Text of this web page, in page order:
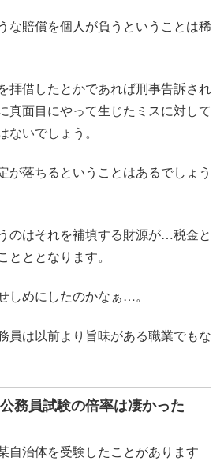
な賠償を個人が負うということは稀
拝借したとかであれば刑事告訴され
真面目にやって生じたミスに対して
いでしょう。
が落ちるということはあるでしょう
のはそれを補填する財源が…税金と
ととなります。
しめにしたのかなぁ…。
員は以前より旨味がある職業でもな
務員試験の倍率は凄かった
自治体を受験したことがあります